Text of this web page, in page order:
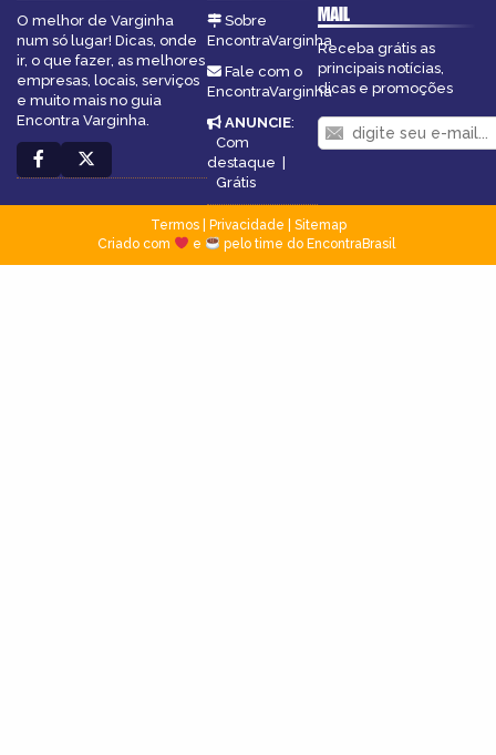
O melhor de Varginha
num só lugar! Dicas, onde
ir, o que fazer, as melhores
empresas, locais, serviços
e muito mais no guia
Encontra Varginha.
Sobre
EncontraVarginha
Fale com o
EncontraVarginha
ANUNCIE:
Com
destaque |
Grátis
MAIL
Receba grátis as
principais notícias,
dicas e promoções
Termos| Privacidade
Sitemap
Criado com
e pelo time do EncontraBrasil